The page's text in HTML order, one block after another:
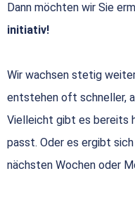
Dann möchten wir Sie
initiativ!
Wir wachsen stetig
entstehen oft schneller,
Vielleicht gibt es bereits
passt. Oder es ergibt
nächsten Wochen oder